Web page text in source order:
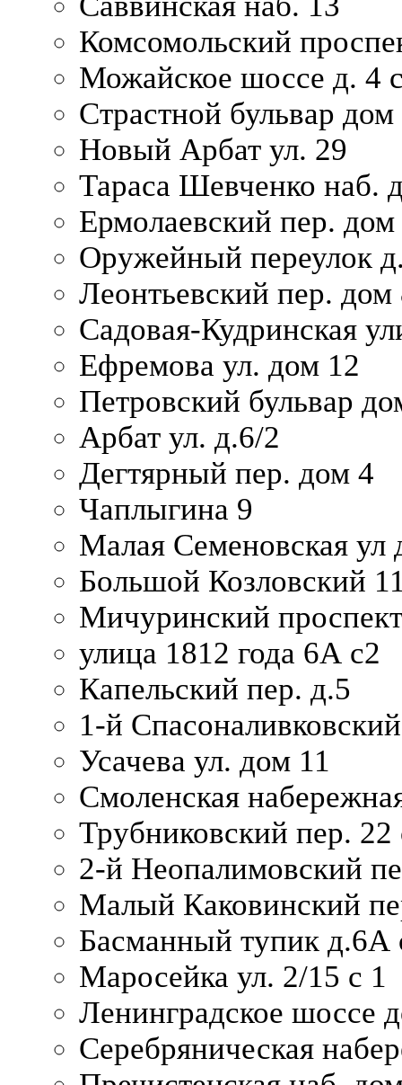
Комсомольский
Можайское шоссе д. 4
Страстной бульвар дом
Новый Арбат ул. 29
Тараса Шевченко наб.
Ермолаевский пер. дом
Оружейный переулок
Леонтьевский пер. дом
Садовая-Кудринская
Ефремова ул. дом 12
Петровский бульвар
Арбат ул. д.6/2
Дегтярный пер. дом 4
Чаплыгина 9
Малая Семеновская ул
Большой Козловский
Мичуринский
улица 1812 года 6А с2
Капельский пер. д.5
1-й
Усачева ул. дом 11
Смоленская
Трубниковский пер. 22
2-й Неопалимовский
Малый Каковинский
Басманный тупик д.6А
Маросейка ул. 2/15 с 1
Ленинградское шоссе
Серебряническая